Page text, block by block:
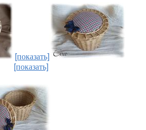
[показать]
[показать]